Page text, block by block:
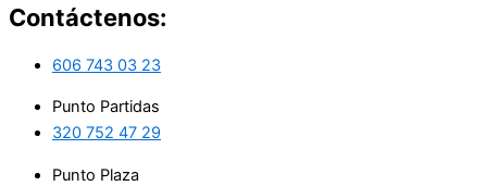
Contáctenos:
606 743 03 23
Punto Partidas
320 752 47 29
Punto Plaza